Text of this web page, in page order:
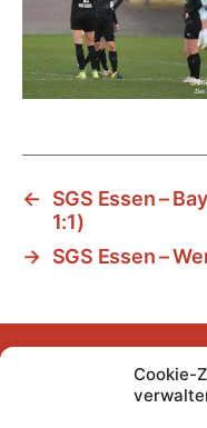
Cookie-
←
SGS Essen –
1:1)
→ SGS Essen –
FacebookInstagram